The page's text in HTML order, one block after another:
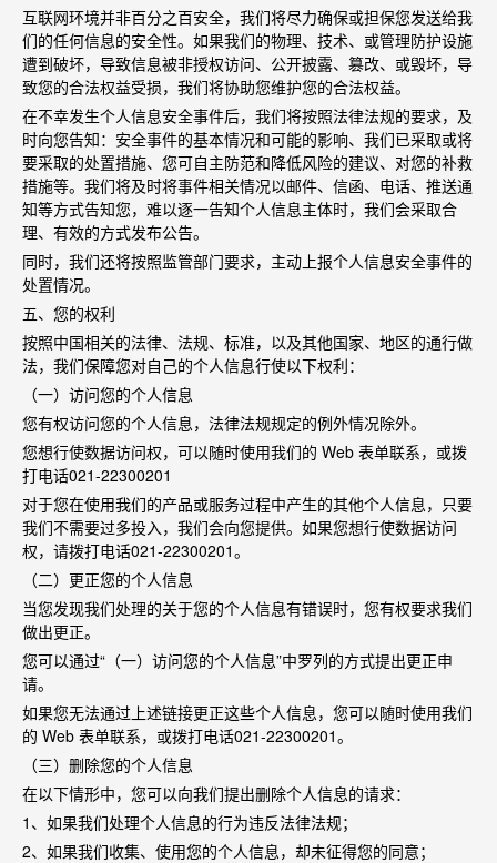
互联网环境并非百分之百安全，我们将尽力确保或担保您发送给我
们的任何信息的安全性。如果我们的物理、技术、或管理防护设施
遭到破坏，导致信息被非授权访问、公开披露、篡改、或毁坏，导
致您的合法权益受损，我们将协助您维护您的合法权益。
在不幸发生个人信息安全事件后，我们将按照法律法规的要求，及
时向您告知：安全事件的基本情况和可能的影响、我们已采取或将
要采取的处置措施、您可自主防范和降低风险的建议、对您的补救
措施等。我们将及时将事件相关情况以邮件、信函、电话、推送通
知等方式告知您，难以逐一告知个人信息主体时，我们会采取合
理、有效的方式发布公告。
同时，我们还将按照监管部门要求，主动上报个人信息安全事件的
处置情况。
五、您的权利
按照中国相关的法律、法规、标准，以及其他国家、地区的通行做
法，我们保障您对自己的个人信息行使以下权利：
（一）访问您的个人信息
您有权访问您的个人信息，法律法规规定的例外情况除外。
您想行使数据访问权，可以随时使用我们的 Web 表单联系，或拨
打电话021-22300201
对于您在使用我们的产品或服务过程中产生的其他个人信息，只要
我们不需要过多投入，我们会向您提供。如果您想行使数据访问
权，请拨打电话021-22300201。
（二）更正您的个人信息
当您发现我们处理的关于您的个人信息有错误时，您有权要求我们
做出更正。
您可以通过“ （一）访问您的个人信息”中罗列的方式提出更正申
请。
如果您无法通过上述链接更正这些个人信息，您可以随时使用我们
的 Web 表单联系，或拨打电话021-22300201。
（三）删除您的个人信息
在以下情形中，您可以向我们提出删除个人信息的请求：
1 、如果我们处理个人信息的行为违反法律法规；
2、如果我们收集、使用您的个人信息，却未征得您的同意；